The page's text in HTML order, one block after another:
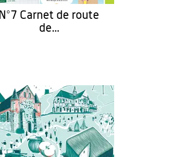
N°7 Carnet de route
de...